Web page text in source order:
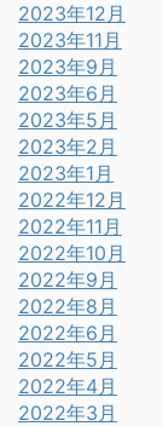
2023年12月
2023年11月
2023年9月
2023年6月
2023年5月
2023年2月
2023年1月
2022年12月
2022年11月
2022年10月
2022年9月
2022年8月
2022年6月
2022年5月
2022年4月
2022年3月